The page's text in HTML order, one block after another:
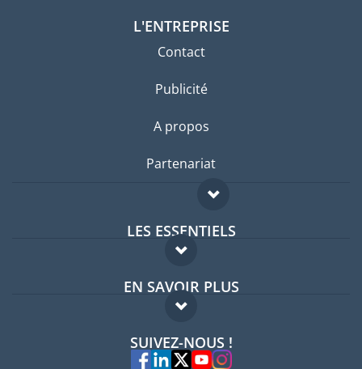
L'ENTREPRISE
Contact
Publicité
A propos
Partenariat
LES ESSENTIELS
Forum expatriés
Guides pays
EN SAVOIR PLUS
FAQ
Experts
SUIVEZ-NOUS !